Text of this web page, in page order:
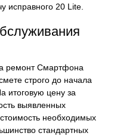
исправного 20 Lite.
ремонт Смартфона
строго до начала
итоговую цену за
выявленных
необходимых
стандартных